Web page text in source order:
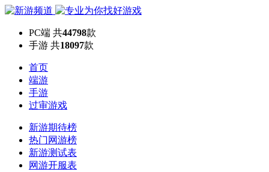
PC端 共44798款
手游 共18097款
首页
端游
手游
过审游戏
新游期待榜
热门网游榜
新游测试表
网游开服表